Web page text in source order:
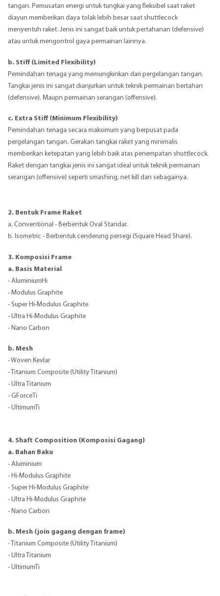
tangan. Pemusatan energi untuk tungkai yang fleksibel saat raket
diayun memberikan daya tolak lebih besar saat shuttlecock
menyentuh raket. Jenis ini sangat baik untuk pertahanan (defensive)
atau untuk mengontrol gaya permainan lainnya.
b. Stiff (Limited Flexibility)
Pemindahan tenaga yang memungkinkan dari pergelangan tangan.
Tangkai jenis ini sangat dianjurkan untuk teknik permainan bertahan
(defensive). Maupn permainan serangan (offensive).
c. Extra Stiff (Minimum Flexibility)
Pemindahan tenaga secara maksimum yang berpusat pada
pergelangan tangan. Gerakan tangkai raket yang minimalis
memberikan ketepatan yang lebih baik atas penempatan shuttlecock.
Raket dengan tangkai jenis ini sangat ideal untuk teknik permainan
serangan (offensive) seperti smashing, net kill dan sebagainya.
2. Bentuk Frame Raket
a. Conventional - Berbentuk Oval Standar.
b. Isometric - Berbentuk cenderung persegi (Square Head Share).
3. Komposisi Frame
a. Basis Material
- AluminiumHi
- Modulus Graphite
- Super Hi-Modulus Graphite
- Ultra Hi-Modulus Graphite
- Nano Carbon
b. Mesh
- Woven Kevlar
- Titanium Composite (Utility Titanium)
- Ultra Titanium
- GForceTi
- UltimumTi
4. Shaft Composition (Komposisi Gagang)
a. Bahan Baku
- Aluminium
- Hi-Modulus Graphite
- Super Hi-Modulus Graphite
- Ultra Hi-Modulus Graphite
- Nano Carbon
b. Mesh (join gagang dengan frame)
- Titanium Composite (Utility Titanium)
- Ultra Titanium
- UltimumTi